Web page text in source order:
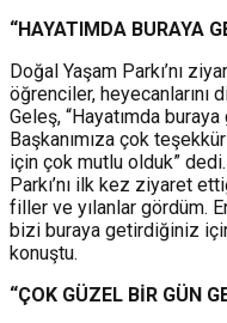
“HAYATIMDA BURAYA
Doğal Yaşam Parkı’nı
öğrenciler, heyecanlarını
Geleş, “Hayatımda
Başkanımıza çok
için çok mutlu olduk”
Parkı’nı ilk kez ziyaret
filler ve yılanlar gördüm.
bizi buraya getirdiğiniz
konuştu.
“ÇOK GÜZEL BİR GÜN